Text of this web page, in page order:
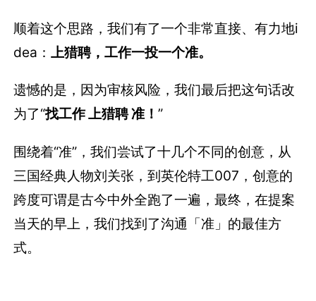
顺着这个思路，我们有了一个非常直接、有力地i
dea：上猎聘，工作一投一个准。
遗憾的是，因为审核风险，我们最后把这句话改
为了“找工作 上猎聘 准！”
围绕着“准”，我们尝试了十几个不同的创意，从
三国经典人物刘关张，到英伦特工007，创意的
跨度可谓是古今中外全跑了一遍，最终，在提案
当天的早上，我们找到了沟通「准」的最佳方
式。